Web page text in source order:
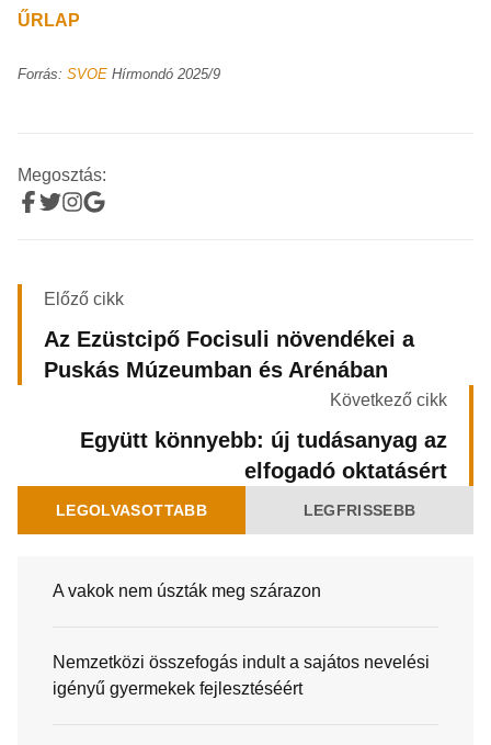
ŰRLAP
Forrás: SVOE Hírmondó 2025/9
Megosztás:
Előző cikk
Az Ezüstcipő Focisuli növendékei a
Puskás Múzeumban és Arénában
Következő cikk
Együtt könnyebb: új tudásanyag az
elfogadó oktatásért
LEGOLVASOTTABB LEGFRISSEBB
A vakok nem úszták meg szárazon
Nemzetközi összefogás indult a sajátos nevelési
igényű gyermekek fejlesztéséért